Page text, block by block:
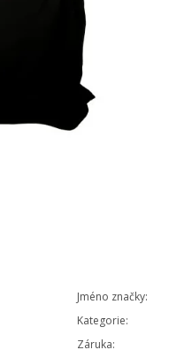
Jméno značky:
Kategorie:
Záruka: